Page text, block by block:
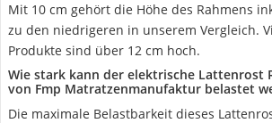
Mit 10 cm gehört die Höhe des Rahmens
zu den niedrigeren in unserem Vergleich.
Produkte sind über 12 cm hoch.
Wie stark kann der elektrische Lattenrost
von Fmp Matratzenmanufaktur belastet
Die maximale Belastbarkeit dieses